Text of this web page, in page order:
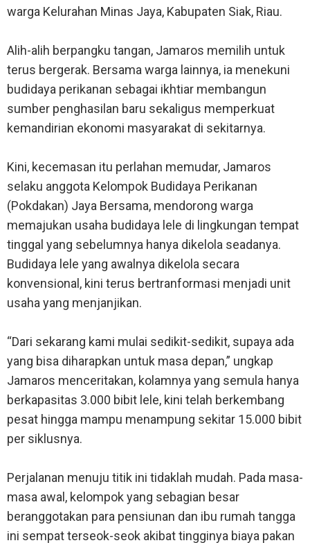
warga Kelurahan Minas Jaya, Kabupaten Siak, Riau.
Alih-alih berpangku tangan, Jamaros memilih untuk
terus bergerak. Bersama warga lainnya, ia menekuni
budidaya perikanan sebagai ikhtiar membangun
sumber penghasilan baru sekaligus memperkuat
kemandirian ekonomi masyarakat di sekitarnya.
Kini, kecemasan itu perlahan memudar, Jamaros
selaku anggota Kelompok Budidaya Perikanan
(Pokdakan) Jaya Bersama, mendorong warga
memajukan usaha budidaya lele di lingkungan tempat
tinggal yang sebelumnya hanya dikelola seadanya.
Budidaya lele yang awalnya dikelola secara
konvensional, kini terus bertranformasi menjadi unit
usaha yang menjanjikan.
“Dari sekarang kami mulai sedikit-sedikit, supaya ada
yang bisa diharapkan untuk masa depan,” ungkap
Jamaros menceritakan, kolamnya yang semula hanya
berkapasitas 3.000 bibit lele, kini telah berkembang
pesat hingga mampu menampung sekitar 15.000 bibit
per siklusnya.
Perjalanan menuju titik ini tidaklah mudah. Pada masa-
masa awal, kelompok yang sebagian besar
beranggotakan para pensiunan dan ibu rumah tangga
ini sempat terseok-seok akibat tingginya biaya pakan